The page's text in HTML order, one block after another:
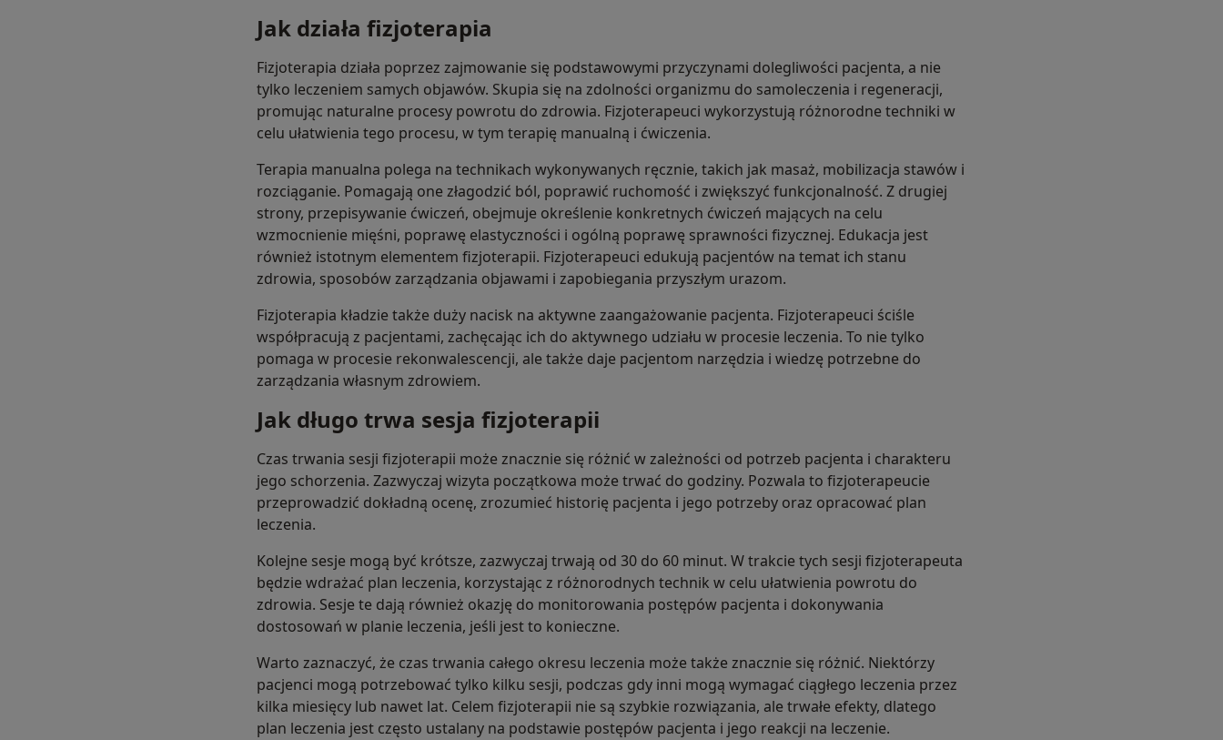
Jak działa fizjoterapia
Fizjoterapia działa poprzez zajmowanie się podstawowymi przyczynami dolegliwości pacjenta, a nie
tylko leczeniem samych objawów. Skupia się na zdolności organizmu do samoleczenia i regeneracji,
promując naturalne procesy powrotu do zdrowia. Fizjoterapeuci wykorzystują różnorodne techniki w
celu ułatwienia tego procesu, w tym terapię manualną i ćwiczenia.
Terapia manualna polega na technikach wykonywanych ręcznie, takich jak masaż, mobilizacja stawów i
rozciąganie. Pomagają one złagodzić ból, poprawić ruchomość i zwiększyć funkcjonalność. Z drugiej
strony, przepisywanie ćwiczeń, obejmuje określenie konkretnych ćwiczeń mających na celu
wzmocnienie mięśni, poprawę elastyczności i ogólną poprawę sprawności fizycznej. Edukacja jest
również istotnym elementem fizjoterapii. Fizjoterapeuci edukują pacjentów na temat ich stanu
zdrowia, sposobów zarządzania objawami i zapobiegania przyszłym urazom.
Fizjoterapia kładzie także duży nacisk na aktywne zaangażowanie pacjenta. Fizjoterapeuci ściśle
współpracują z pacjentami, zachęcając ich do aktywnego udziału w procesie leczenia. To nie tylko
pomaga w procesie rekonwalescencji, ale także daje pacjentom narzędzia i wiedzę potrzebne do
zarządzania własnym zdrowiem.
Jak długo trwa sesja fizjoterapii
Czas trwania sesji fizjoterapii może znacznie się różnić w zależności od potrzeb pacjenta i charakteru
jego schorzenia. Zazwyczaj wizyta początkowa może trwać do godziny. Pozwala to fizjoterapeucie
przeprowadzić dokładną ocenę, zrozumieć historię pacjenta i jego potrzeby oraz opracować plan
leczenia.
Kolejne sesje mogą być krótsze, zazwyczaj trwają od 30 do 60 minut. W trakcie tych sesji fizjoterapeuta
będzie wdrażać plan leczenia, korzystając z różnorodnych technik w celu ułatwienia powrotu do
zdrowia. Sesje te dają również okazję do monitorowania postępów pacjenta i dokonywania
dostosowań w planie leczenia, jeśli jest to konieczne.
Warto zaznaczyć, że czas trwania całego okresu leczenia może także znacznie się różnić. Niektórzy
pacjenci mogą potrzebować tylko kilku sesji, podczas gdy inni mogą wymagać ciągłego leczenia przez
kilka miesięcy lub nawet lat. Celem fizjoterapii nie są szybkie rozwiązania, ale trwałe efekty, dlatego
plan leczenia jest często ustalany na podstawie postępów pacjenta i jego reakcji na leczenie.